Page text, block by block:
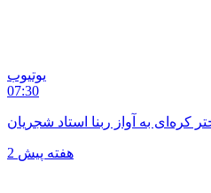
یوتیوب
07:30
کره‌ای به آواز ربنا استاد شجریان
2 هفته پیش